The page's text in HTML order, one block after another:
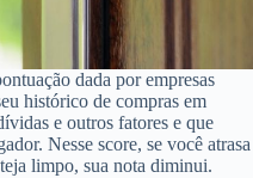
dada por empresas
histórico de compras em
e outros fatores e que
Nesse score, se você atrasa
limpo, sua nota diminui.